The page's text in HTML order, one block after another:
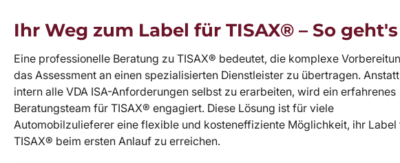
Ihr Weg zum Label für TISAX® – So geht's
Eine professionelle Beratung zu TISAX® bedeutet, die komplexe
das Assessment an einen spezialisierten Dienstleister zu übertragen. Anstatt
intern alle VDA ISA-Anforderungen selbst zu erarbeiten, wird ein erfahrenes
Beratungsteam für TISAX® engagiert. Diese Lösung ist für viele
Automobilzulieferer eine flexible und kosteneffiziente Möglichkeit, ihr Label
TISAX® beim ersten Anlauf zu erreichen.